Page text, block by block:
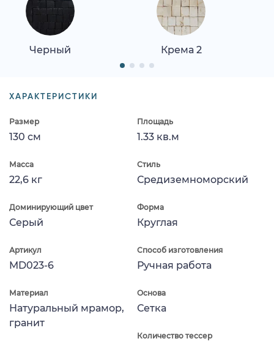
Черный Крема 2
ХАРАКТЕРИСТИКИ
Размер
130 см
Площадь
1.33 кв.м
Масса
22,6 кг
Стиль
Средиземноморский
Доминирующий цвет
Серый
Форма
Круглая
Артикул
MD023-6
Способ изготовления
Ручная работа
Материал
Натуральный мрамор,
гранит
Основа
Сетка
Количество тессер